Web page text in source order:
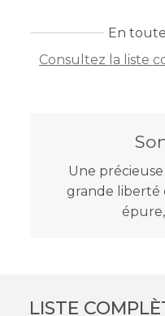
En
Consultez la liste
Une
grande liberté
LISTE